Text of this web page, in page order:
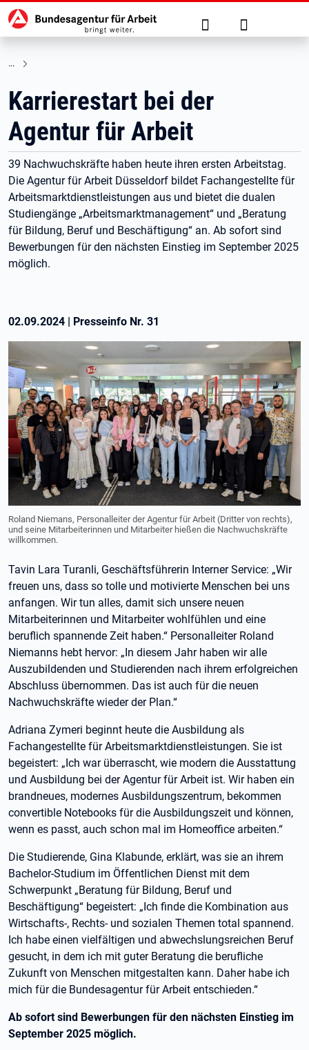
zu den Hauptinhalten springen
Hauptnavigation Suche Anmelden
Karrierestart bei der
Agentur für Arbeit
39 Nachwuchskräfte haben heute ihren ersten Arbeitstag.
Die Agentur für Arbeit Düsseldorf bildet Fachangestellte für
Arbeitsmarktdienstleistungen aus und bietet die dualen
Studiengänge „Arbeitsmarktmanagement“ und „Beratung
für Bildung, Beruf und Beschäftigung“ an. Ab sofort sind
Bewerbungen für den nächsten Einstieg im September 2025
möglich.
02.09.2024 | Presseinfo Nr. 31
Roland Niemans, Personalleiter der Agentur für Arbeit (Dritter von rechts),
und seine Mitarbeiterinnen und Mitarbeiter hießen die Nachwuchskräfte
willkommen.
Tavin Lara Turanli, Geschäftsführerin Interner Service: „Wir
freuen uns, dass so tolle und motivierte Menschen bei uns
anfangen. Wir tun alles, damit sich unsere neuen
Mitarbeiterinnen und Mitarbeiter wohlfühlen und eine
beruflich spannende Zeit haben.“ Personalleiter Roland
Niemanns hebt hervor: „In diesem Jahr haben wir alle
Auszubildenden und Studierenden nach ihrem erfolgreichen
Abschluss übernommen. Das ist auch für die neuen
Nachwuchskräfte wieder der Plan.“
Adriana Zymeri beginnt heute die Ausbildung als
Fachangestellte für Arbeitsmarktdienstleistungen. Sie ist
begeistert: „Ich war überrascht, wie modern die Ausstattung
und Ausbildung bei der Agentur für Arbeit ist. Wir haben ein
brandneues, modernes Ausbildungszentrum, bekommen
convertible Notebooks für die Ausbildungszeit und können,
wenn es passt, auch schon mal im Homeoffice arbeiten.“
Die Studierende, Gina Klabunde, erklärt, was sie an ihrem
Bachelor-Studium im Öffentlichen Dienst mit dem
Schwerpunkt „Beratung für Bildung, Beruf und
Beschäftigung“ begeistert: „Ich finde die Kombination aus
Wirtschafts-, Rechts- und sozialen Themen total spannend.
Ich habe einen vielfältigen und abwechslungsreichen Beruf
gesucht, in dem ich mit guter Beratung die berufliche
Zukunft von Menschen mitgestalten kann. Daher habe ich
mich für die Bundesagentur für Arbeit entschieden.“
Ab sofort sind Bewerbungen für den nächsten Einstieg im
September 2025 möglich.